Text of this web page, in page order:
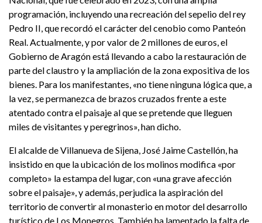
programación, incluyendo una recreación del sepelio del rey
Pedro II, que recordó el carácter del cenobio como Panteón
Real. Actualmente, y por valor de 2 millones de euros, el
Gobierno de Aragón está llevando a cabo la restauración de
parte del claustro y la ampliación de la zona expositiva de los
bienes. Para los manifestantes, «no tiene ninguna lógica que, a
la vez, se permanezca de brazos cruzados frente a este
atentado contra el paisaje al que se pretende que lleguen
miles de visitantes y peregrinos», han dicho.
El alcalde de Villanueva de Sijena, José Jaime Castellón, ha
insistido en que la ubicación de los molinos modifica «por
completo» la estampa del lugar, con «una grave afección
sobre el paisaje», y además, perjudica la aspiración del
territorio de convertir al monasterio en motor del desarrollo
turístico de Los Monegros. También ha lamentado la falta de